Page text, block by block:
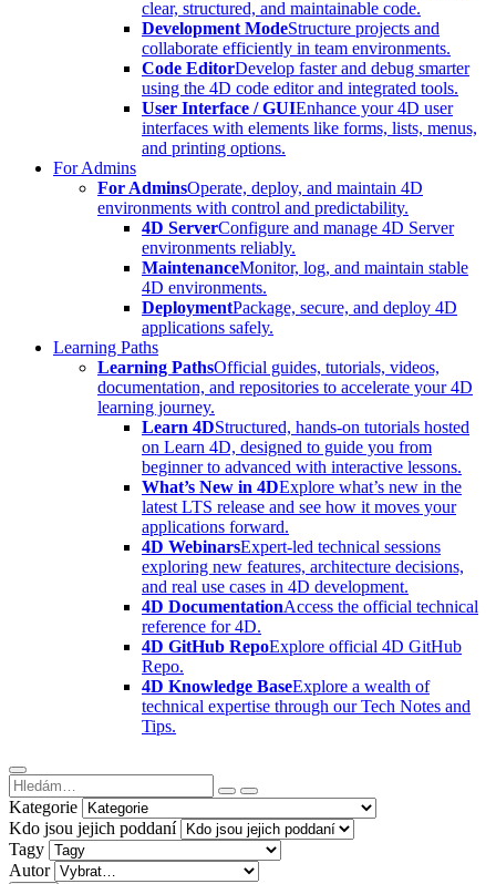
clear, structured, and maintainable code.
Development ModeStructure projects and
collaborate efficiently in team environments.
Code EditorDevelop faster and debug smarter
using the 4D code editor and integrated tools.
User Interface / GUIEnhance your 4D user
interfaces with elements like forms, lists, menus,
and printing options.
For Admins
For AdminsOperate, deploy, and maintain 4D
environments with control and predictability.
4D ServerConfigure and manage 4D Server
environments reliably.
MaintenanceMonitor, log, and maintain stable
4D environments.
DeploymentPackage, secure, and deploy 4D
applications safely.
Learning Paths
Learning PathsOfficial guides, tutorials, videos,
documentation, and repositories to accelerate your 4D
learning journey.
Learn 4DStructured, hands-on tutorials hosted
on Learn 4D, designed to guide you from
beginner to advanced with interactive lessons.
What’s New in 4DExplore what’s new in the
latest LTS release and see how it moves your
applications forward.
4D WebinarsExpert-led technical sessions
exploring new features, architecture decisions,
and real use cases in 4D development.
4D DocumentationAccess the official technical
reference for 4D.
4D GitHub RepoExplore official 4D GitHub
Repo.
4D Knowledge BaseExplore a wealth of
technical expertise through our Tech Notes and
Tips.
Kategorie
Kdo jsou jejich poddaní
Tagy
Autor